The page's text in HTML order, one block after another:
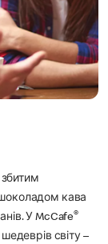
кава
У McCafe®
світу –